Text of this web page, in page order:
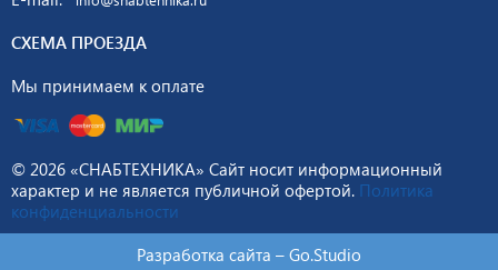
характер и не является публичной офертой.Политика
конфиденциальности
Разработка сайта –Go.Studio